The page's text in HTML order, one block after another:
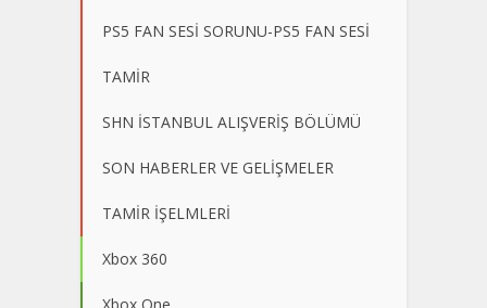
PS5 FAN SESİ SORUNU-PS5 FAN SESİ
TAMİR
SHN İSTANBUL ALIŞVERİŞ BÖLÜMÜ
SON HABERLER VE GELİŞMELER
TAMİR İŞELMLERİ
Xbox 360